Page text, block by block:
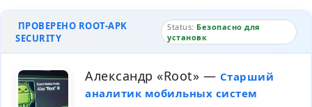
ПРОВЕРЕНО ROOT-APK
SECURITY
Status: Безопасно для
установк
Александр «Root» — Старший
аналитик мобильных систем